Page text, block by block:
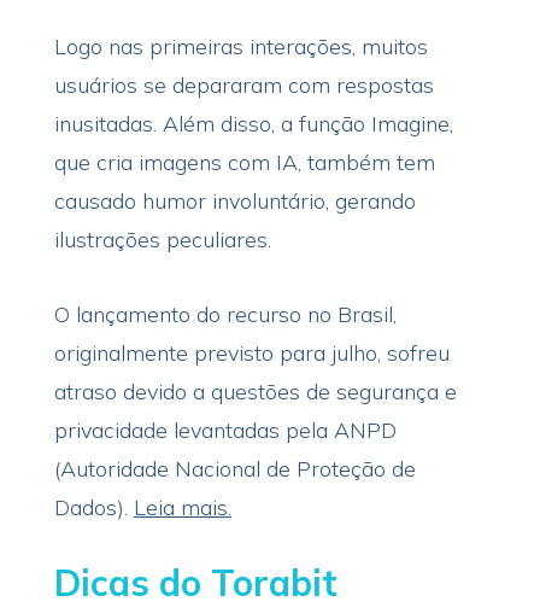
Logo nas primeiras interações, muitos
usuários se depararam com respostas
inusitadas. Além disso, a função Imagine,
que cria imagens com IA, também tem
causado humor involuntário, gerando
ilustrações peculiares.
O lançamento do recurso no Brasil,
originalmente previsto para julho, sofreu
atraso devido a questões de segurança e
privacidade levantadas pela ANPD
(Autoridade Nacional de Proteção de
Dados). Leia mais.
Dicas do Torabit